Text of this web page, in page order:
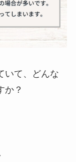
いて、どんな
か？